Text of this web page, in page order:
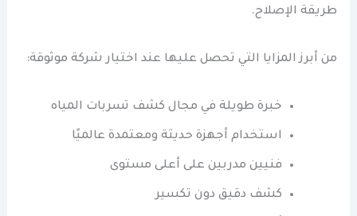
طريقة الإصلاح.
من أبرز المزايا التي تحصل عليها عند اختيار شركة موثوقة:
خبرة طويلة في مجال كشف تسربات المياه
استخدام أجهزة حديثة ومعتمدة عالميًا
فنيين مدربين على أعلى مستوى
كشف دقيق دون تكسير